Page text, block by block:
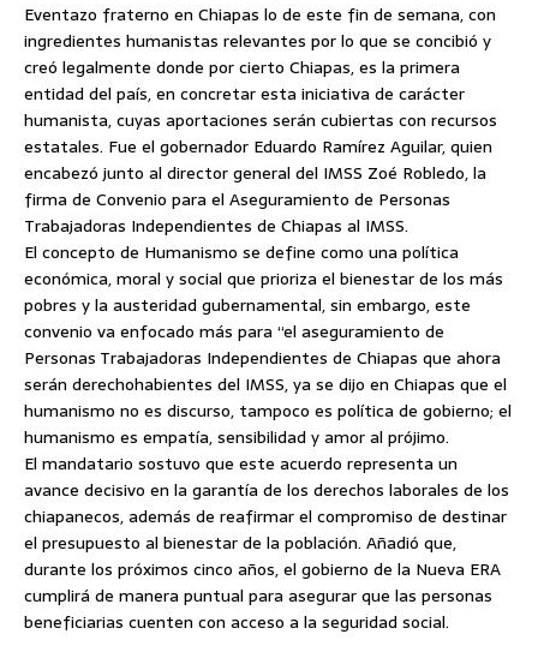
Eventazo fraterno en Chiapas lo de este fin de semana, con
ingredientes humanistas relevantes por lo que se concibió y
creó legalmente donde por cierto Chiapas, es la primera
entidad del país, en concretar esta iniciativa de carácter
humanista, cuyas aportaciones serán cubiertas con recursos
estatales. Fue el gobernador Eduardo Ramírez Aguilar, quien
encabezó junto al director general del IMSS Zoé Robledo, la
firma de Convenio para el Aseguramiento de Personas
Trabajadoras Independientes de Chiapas al IMSS.
El concepto de Humanismo se define como una política
económica, moral y social que prioriza el bienestar de los más
pobres y la austeridad gubernamental, sin embargo, este
convenio va enfocado más para “el aseguramiento de
Personas Trabajadoras Independientes de Chiapas que ahora
serán derechohabientes del IMSS, ya se dijo en Chiapas que el
humanismo no es discurso, tampoco es política de gobierno; el
humanismo es empatía, sensibilidad y amor al prójimo.
El mandatario sostuvo que este acuerdo representa un
avance decisivo en la garantía de los derechos laborales de los
chiapanecos, además de reafirmar el compromiso de destinar
el presupuesto al bienestar de la población. Añadió que,
durante los próximos cinco años, el gobierno de la Nueva ERA
cumplirá de manera puntual para asegurar que las personas
beneficiarias cuenten con acceso a la seguridad social.